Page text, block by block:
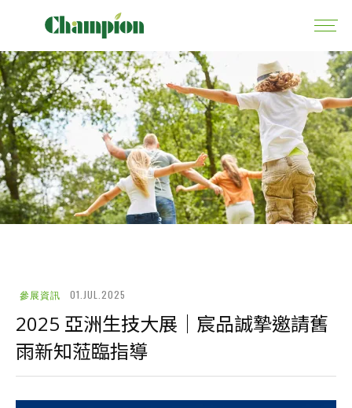
參展資訊 01.JUL.2025
2025 亞洲生技大展｜宸品誠摯邀請舊
雨新知蒞臨指導